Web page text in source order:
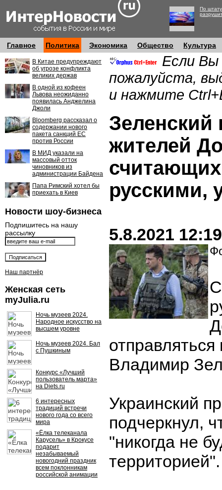
По
Главное Политика Экономика Общество Культура
В Китае предупреждают
об угрозе конфликта
великих держав
В одной из кофеен
Львова неожиданно
появилась Анджелина
Джоли
Bloomberg рассказал о
содержании нового
пакета санкций ЕС
против России
В МИД указали на
массовый отток
чиновников из
администрации Байдена
Папа Римский хотел бы
приехать в Киев
Новости шоу-бизнеса
Подпишитесь на нашу
рассылку
Наш партнёр
Женская сеть
myJulia.ru
Ночь музеев 2024.
Народное искусство на
высшем уровне
Ночь музеев 2024. Бал
с Пушкиным
Конкурс «Лучший
пользователь марта»
на Diets.ru
6 интересных
традиций встречи
нового года со всего
мира
«Ёлка телеканала
Карусель» в Крокусе
подарит
незабываемый
новогодний праздник
всем поклонникам
российской анимации
Если Вы
пожалуйста,
и нажмите
Зеленский
жителей
русскими,
5.8.2021 12:19
Владимир
Украинский
подчеркнул,
"никогда не
территорией".